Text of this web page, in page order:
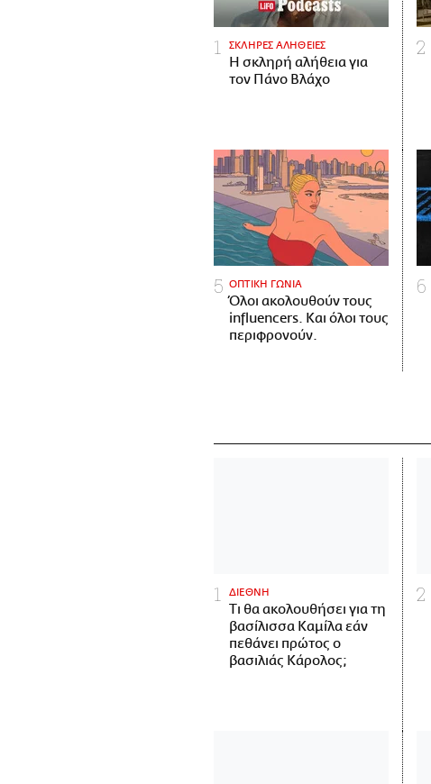
ΣΚΛΗΡΕΣ ΑΛΗΘΕΙΕΣ
H σκληρή αλήθεια για
τον Πάνο Βλάχο
ΟΠΤΙΚΗ ΓΩΝΙΑ
Όλοι ακολουθούν τους
influencers. Και όλοι τους
περιφρονούν.
ΔΙΕΘΝΗ
Τι θα ακολουθήσει για τη
βασίλισσα Καμίλα εάν
πεθάνει πρώτος ο
βασιλιάς Κάρολος;